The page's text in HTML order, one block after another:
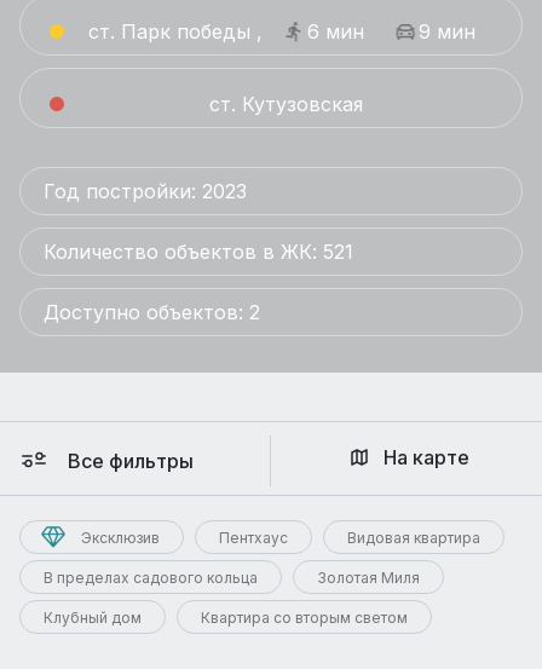
ст. Парк победы , 6 мин 9 мин
ст. Кутузовская
Год постройки: 2023
Количество объектов в ЖК: 521
Доступно объектов: 2
Все фильтры
Эксклюзив Пентхаус Видовая квартира
В пределах садового кольца Золотая Миля
Клубный дом Квартира со вторым светом
На карте